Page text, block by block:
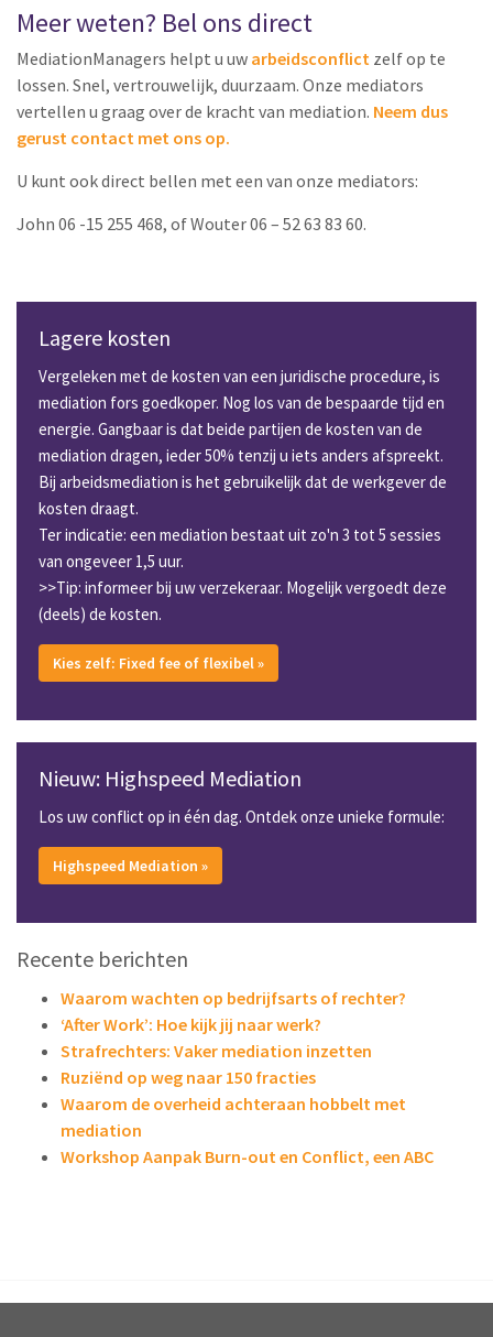
Meer weten? Bel ons direct
MediationManagers helpt u uw arbeidsconflict zelf op te
lossen. Snel, vertrouwelijk, duurzaam. Onze mediators
vertellen u graag over de kracht van mediation. Neem dus
gerust contact met ons op.
U kunt ook direct bellen met een van onze mediators:
John 06 -15 255 468, of Wouter 06 – 52 63 83 60.
Lagere kosten
Vergeleken met de kosten van een juridische procedure, is
mediation fors goedkoper. Nog los van de bespaarde tijd en
energie. Gangbaar is dat beide partijen de kosten van de
mediation dragen, ieder 50% tenzij u iets anders afspreekt.
Bij arbeidsmediation is het gebruikelijk dat de werkgever de
kosten draagt.
Ter indicatie: een mediation bestaat uit zo'n 3 tot 5 sessies
van ongeveer 1,5 uur.
>>Tip: informeer bij uw verzekeraar. Mogelijk vergoedt deze
(deels) de kosten.
Kies zelf: Fixed fee of flexibel »
Nieuw: Highspeed Mediation
Los uw conflict op in één dag. Ontdek onze unieke formule:
Highspeed Mediation »
Recente berichten
Waarom wachten op bedrijfsarts of rechter?
‘After Work’: Hoe kijk jij naar werk?
Strafrechters: Vaker mediation inzetten
Ruziënd op weg naar 150 fracties
Waarom de overheid achteraan hobbelt met
mediation
Workshop Aanpak Burn-out en Conflict, een ABC